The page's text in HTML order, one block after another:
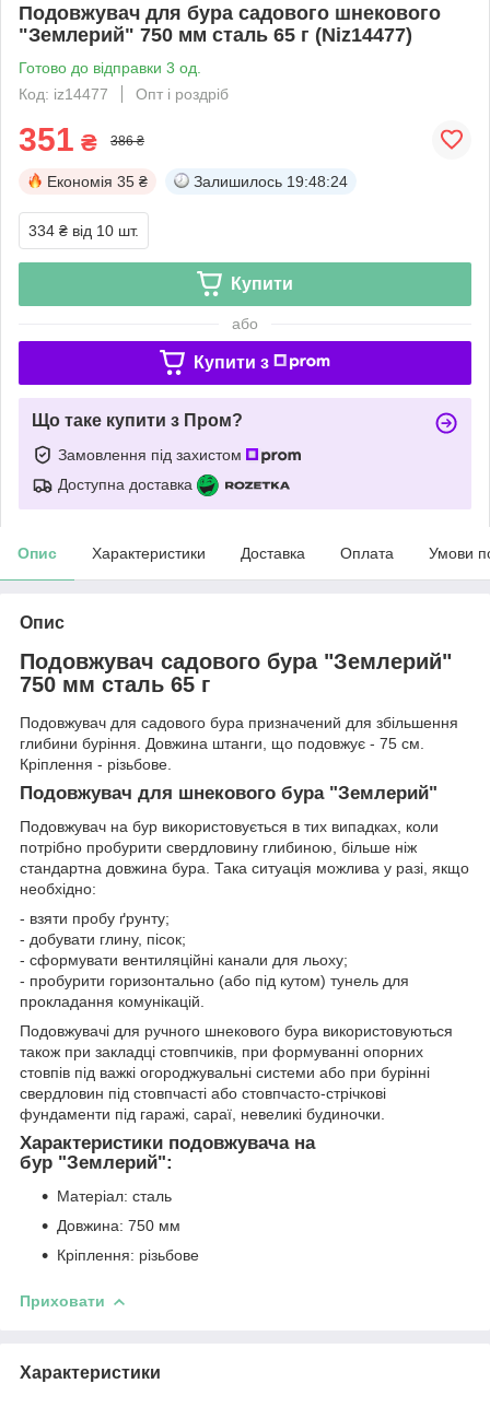
Подовжувач для бура садового шнекового
"Землерий" 750 мм сталь 65 г (Niz14477)
Готово до відправки 3 од.
Код: iz14477
Опт і роздріб
351 ₴ 386 ₴
Економія 35 ₴ Залишилось 19:48:23
334 ₴ від 10 шт.
Купити
або
Купити з
Що таке купити з Пром?
Замовлення під захистом
Доступна доставка
Опис Характеристики Доставка Оплата Умови
Опис
Подовжувач садового бура "Землерий"
750 мм сталь 65 г
Подовжувач для садового бура призначений для збільшення
глибини буріння. Довжина штанги, що подовжує - 75 см.
Кріплення - різьбове.
Подовжувач для шнекового бура "Землерий"
Подовжувач на бур використовується в тих випадках, коли
потрібно пробурити свердловину глибиною, більше ніж
стандартна довжина бура. Така ситуація можлива у разі, якщо
необхідно:
- взяти пробу ґрунту;
- добувати глину, пісок;
- сформувати вентиляційні канали для льоху;
- пробурити горизонтально (або під кутом) тунель для
прокладання комунікацій.
Подовжувачі для ручного шнекового бура використовуються
також при закладці стовпчиків, при формуванні опорних
стовпів під важкі огороджувальні системи або при бурінні
свердловин під стовпчасті або стовпчасто-стрічкові
фундаменти під гаражі, сараї, невеликі будиночки.
Характеристики подовжувача на
бур "Землерий":
Матеріал: сталь
Довжина: 750 мм
Кріплення: різьбове
Приховати
Характеристики